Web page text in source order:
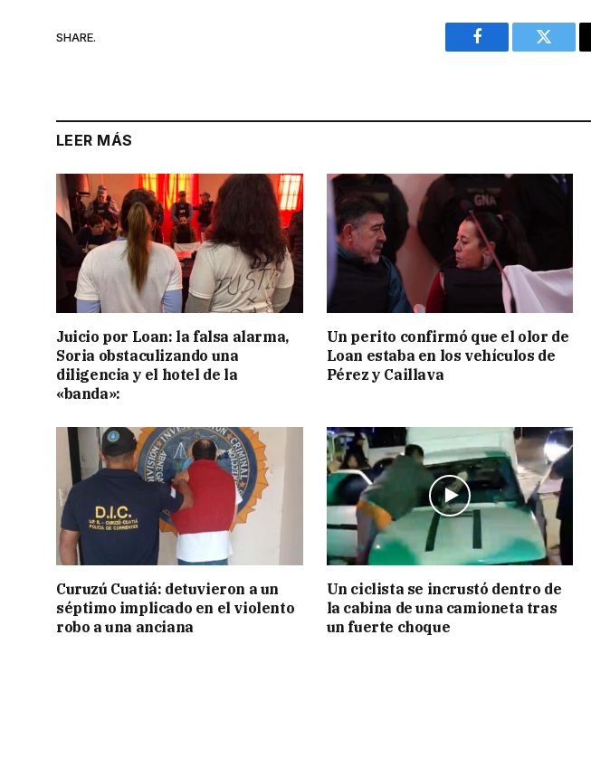
SHARE.
Facebook Twitter
LEER MÁS
Juicio por Loan: la falsa alarma,
Soria obstaculizando una
diligencia y el hotel de la
«banda»:
Un perito confirmó que el olor de
Loan estaba en los vehículos de
Pérez y Caillava
Curuzú Cuatiá: detuvieron a un
séptimo implicado en el violento
robo a una anciana
Un ciclista se incrustó dentro de
la cabina de una camioneta tras
un fuerte choque